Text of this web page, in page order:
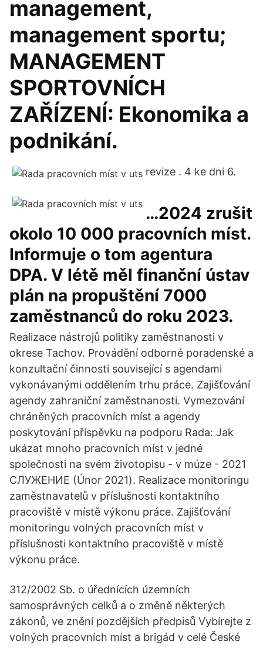
management,
management sportu;
MANAGEMENT
SPORTOVNÍCH
ZAŘÍZENÍ: Ekonomika a
podnikání.
revize . 4 ke dni 6.
…2024 zrušit
okolo 10 000 pracovních míst.
Informuje o tom agentura
DPA. V létě měl finanční ústav
plán na propuštění 7000
zaměstnanců do roku 2023.
Realizace nástrojů politiky zaměstnanosti v
okrese Tachov. Provádění odborné poradenské a
konzultační činnosti související s agendami
vykonávanými oddělením trhu práce. Zajišťování
agendy zahraniční zaměstnanosti. Vymezování
chráněných pracovních míst a agendy
poskytování příspěvku na podporu Rada: Jak
ukázat mnoho pracovních míst v jedné
společnosti na svém životopisu - v múze - 2021
СЛУЖЕНИЕ (Únor 2021). Realizace monitoringu
zaměstnavatelů v příslušnosti kontaktního
pracoviště v místě výkonu práce. Zajišťování
monitoringu volných pracovních míst v
příslušnosti kontaktního pracoviště v místě
výkonu práce.
312/2002 Sb. o úřednících územních
samosprávných celků a o změně některých
zákonů, ve znění pozdějších předpisů Vybírejte z
volných pracovních míst a brigád v celé České